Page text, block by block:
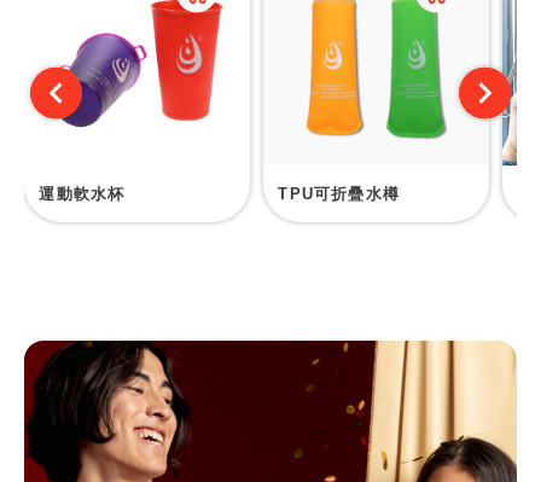
運動軟水杯 TPU可折疊水樽